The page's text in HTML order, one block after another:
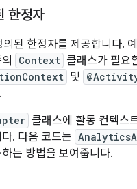
한정자
된 한정자를 제공합니다.
Context 클래스가 필요
및
클래스에 활동 컨텍스
. 다음 코드는
는 방법을 보여줍니다.